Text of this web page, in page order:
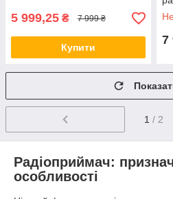
5 999,25 ₴ 7 999 ₴
Купити
7
1 / 2
Радіоприймач:
особливості